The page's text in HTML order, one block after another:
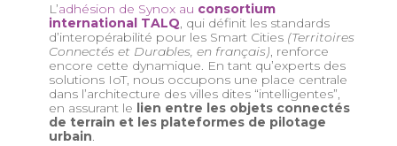
L’adhésion de Synox au consortium
international TALQ, qui définit les standards
d’interopérabilité pour les Smart Cities (Territoires
Connectés et Durables, en français), renforce
encore cette dynamique. En tant qu’experts des
solutions IoT, nous occupons une place centrale
dans l’architecture des villes dites “intelligentes”,
en assurant le lien entre les objets connectés
de terrain et les plateformes de pilotage
urbain.